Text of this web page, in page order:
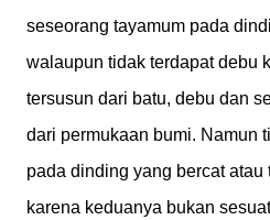
seseorang tayamum pada
walaupun tidak terdapat debu
tersusun dari batu, debu dan
dari permukaan bumi. Namun
pada dinding yang bercat atau
karena keduanya bukan